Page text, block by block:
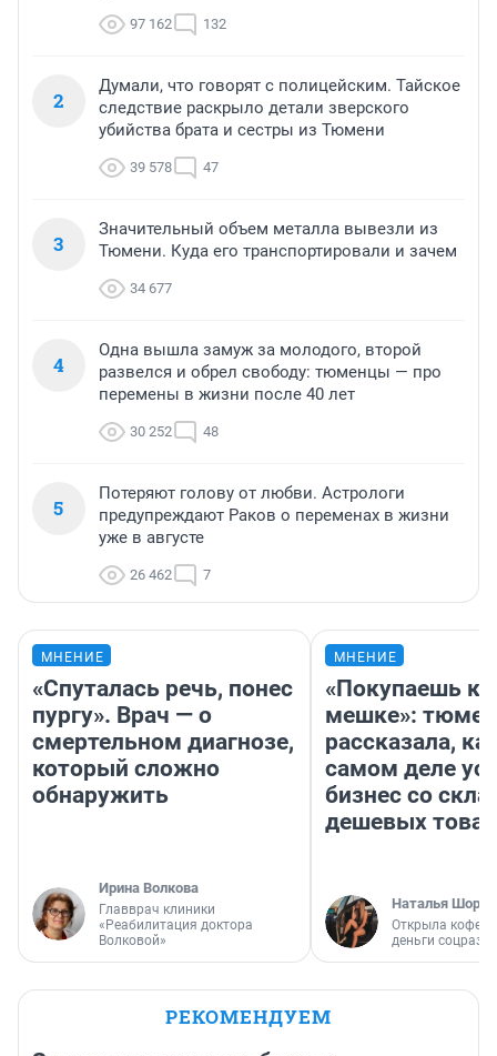
97 162 132
2
Думали, что говорят с полицейским. Тайское
следствие раскрыло детали зверского
убийства брата и сестры из Тюмени
39 578 47
3
Значительный объем металла вывезли из
Тюмени. Куда его транспортировали и зачем
34 677
4
Одна вышла замуж за молодого, второй
развелся и обрел свободу: тюменцы — про
перемены в жизни после 40 лет
30 252 48
5
Потеряют голову от любви. Астрологи
предупреждают Раков о переменах в жизни
уже в августе
26 462 7
МНЕНИЕ
«Спуталась речь, понес
пургу». Врач — о
смертельном диагнозе,
который сложно
обнаружить
Ирина Волкова
Главврач клиники
«Реабилитация доктора
Волковой»
МНЕНИЕ
«Покупаешь
мешке»:
рассказала,
самом деле
бизнес со
дешевых
Наталья
Открыла
деньги
РЕКОМЕНДУЕМ